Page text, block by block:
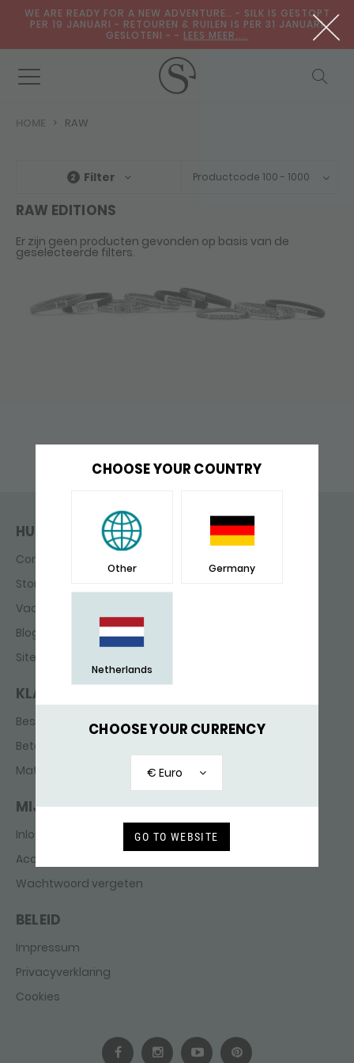
CHOOSE YOUR COUNTRY
Other Germany
Netherlands
CHOOSE YOUR CURRENCY
€ Euro
GO TO WEBSITE
WE ARE READY FOR A NEW ADVENTURE.. - SILK IS GESTOPT
PER 19 JANUARI - RETOUREN & RUILEN IS PER 31 JANUARI
GESLOTENI - - LEES MEER....
HOME RAW
2 Filter Productcode 100 - 1000
RAW EDITIONS
Er zijn geen producten gevonden op basis van de
geselecteerde filters.
HULP & CONTACT
Contact
Storefinder
Vacatures
Blog
Sitemap
KLANTENSERVICE
Bestellen & Bezorgen
Betaling
Maten
MIJN ACCOUNT
Inloggen
Account aanmaken
Wachtwoord vergeten
BELEID
Impressum
Privacyverklaring
Cookies